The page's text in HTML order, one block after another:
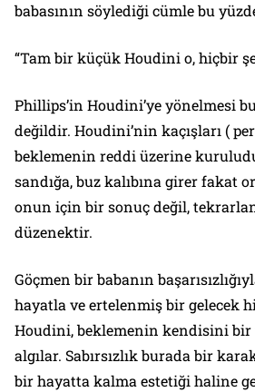
babasının söylediği cümle bu
“Tam bir küçük Houdini o, hiçbir
Phillips’in Houdini’ye yönelmesi
değildir. Houdini’nin kaçışları (
beklemenin reddi üzerine
sandığa, buz kalıbına girer fakat
onun için bir sonuç değil,
düzenektir.
Göçmen bir babanın
hayatla ve ertelenmiş bir gelecek
Houdini, beklemenin kendisini
algılar. Sabırsızlık burada bir
bir hayatta kalma estetiği haline